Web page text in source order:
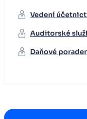
Vedení
Auditorské
Daňové